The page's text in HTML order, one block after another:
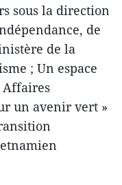
sous la direction
de
de la
; Un espace
Affaires
un avenir vert »